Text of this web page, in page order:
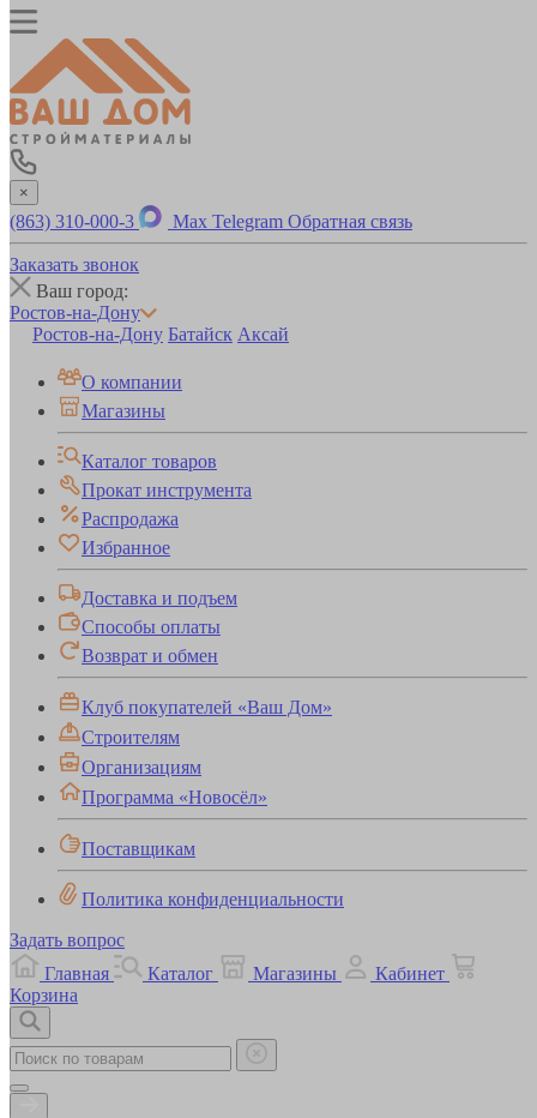
×
(863) 310-000-3 Max Telegram Обратная связь
Заказать звонок
Ваш город:
Ростов-на-Дону
Ростов-на-Дону Батайск Аксай
О компании
Магазины
Каталог товаров
Прокат инструмента
Распродажа
Избранное
Доставка и подъем
Способы оплаты
Возврат и обмен
Клуб покупателей «Ваш Дом»
Строителям
Организациям
Программа «Новосёл»
Поставщикам
Политика конфиденциальности
Задать вопрос
Главная
Каталог Магазины
Кабинет
Корзина